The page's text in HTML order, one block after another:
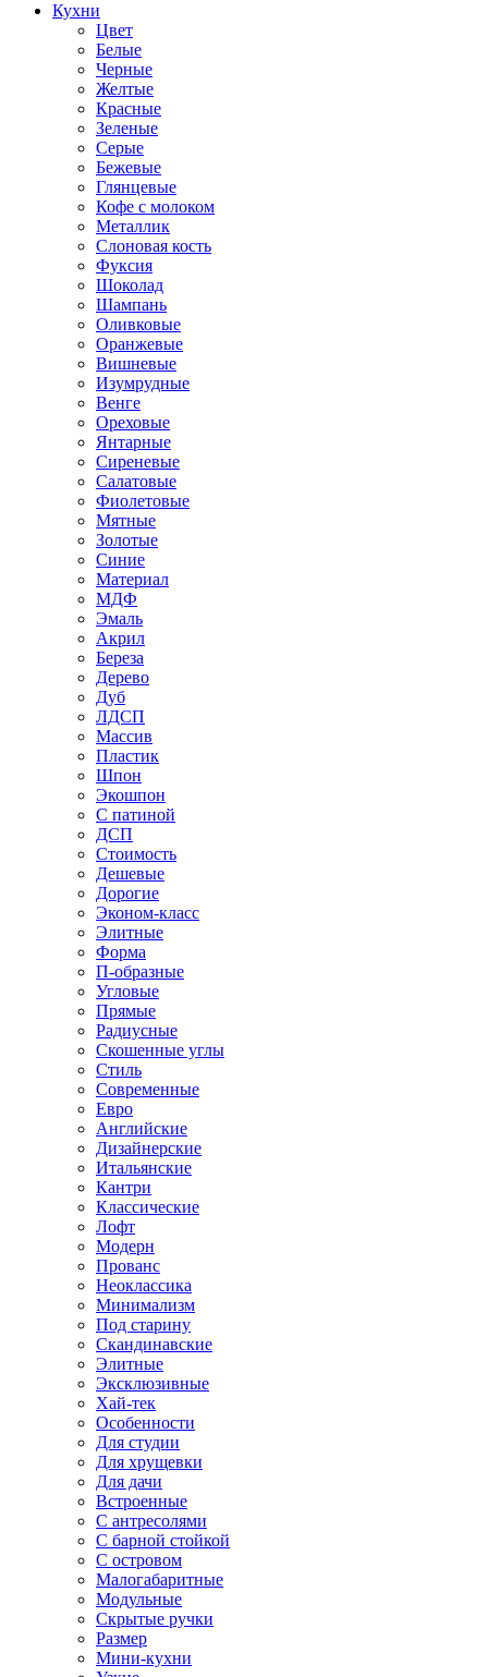
Кухни
Цвет
Белые
Черные
Желтые
Красные
Зеленые
Серые
Бежевые
Глянцевые
Кофе с молоком
Металлик
Слоновая кость
Фуксия
Шоколад
Шампань
Оливковые
Оранжевые
Вишневые
Изумрудные
Венге
Ореховые
Янтарные
Сиреневые
Салатовые
Фиолетовые
Мятные
Золотые
Синие
Материал
МДФ
Эмаль
Акрил
Береза
Дерево
Дуб
ЛДСП
Массив
Пластик
Шпон
Экошпон
С патиной
ДСП
Стоимость
Дешевые
Дорогие
Эконом-класс
Элитные
Форма
П-образные
Угловые
Прямые
Радиусные
Скошенные углы
Стиль
Современные
Евро
Английские
Дизайнерские
Итальянские
Кантри
Классические
Лофт
Модерн
Прованс
Неоклассика
Минимализм
Под старину
Скандинавские
Элитные
Эксклюзивные
Хай-тек
Особенности
Для студии
Для хрущевки
Для дачи
Встроенные
С антресолями
С барной стойкой
С островом
Малогабаритные
Модульные
Скрытые ручки
Размер
Мини-кухни